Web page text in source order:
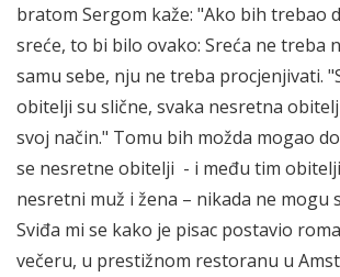
bratom Sergom kaže: "Ako bih trebao
sreće, to bi bilo ovako: Sreća ne treba
samu sebe, nju ne treba procjenjivati.
obitelji su slične, svaka nesretna
svoj način." Tomu bih možda mogao
se nesretne obitelji - i među tim
nesretni muž i žena – nikada ne mogu
Sviđa mi se kako je pisac postavio
večeru, u prestižnom restoranu u